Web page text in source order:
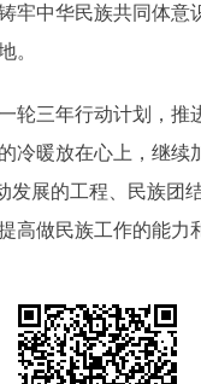
中华民族共同体意
。
三年行动计划，推
冷暖放在心上，继
发展的工程、民族
高做民族工作的能力